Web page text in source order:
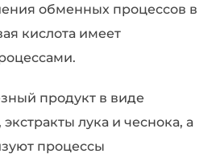
обменных процессов в
кислота имеет
продукт в виде
лука и чеснока, а
процессы